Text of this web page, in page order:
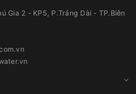
Gia 2 - KP5, P.Trảng Dài - TP.Biên